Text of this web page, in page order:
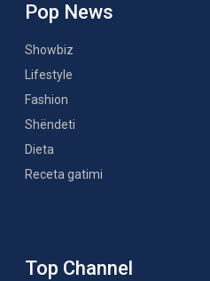
Pop News
Showbiz
Lifestyle
Fashion
Shëndeti
Dieta
Receta gatimi
Top Channel